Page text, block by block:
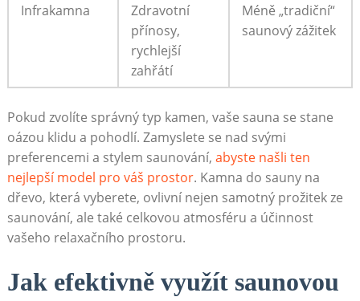
Infrakamna
Zdravotní
přínosy,
rychlejší
zahřátí
Méně „tradiční“
saunový zážitek
Pokud zvolíte správný typ kamen, vaše sauna se stane
oázou klidu a pohodlí. Zamyslete se nad svými
preferencemi a stylem saunování, abyste našli ten
nejlepší model pro váš prostor. Kamna do sauny na
dřevo, která vyberete, ovlivní nejen samotný prožitek ze
saunování, ale také celkovou atmosféru a účinnost
vašeho relaxačního prostoru.
Jak efektivně využít saunovou